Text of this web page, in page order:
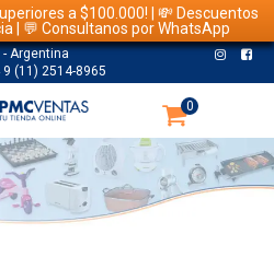
a $100.000! | 💸 Descuentos
| 💬 Consultanos por WhatsApp
- Argentina
9 (11) 2514-8965
0